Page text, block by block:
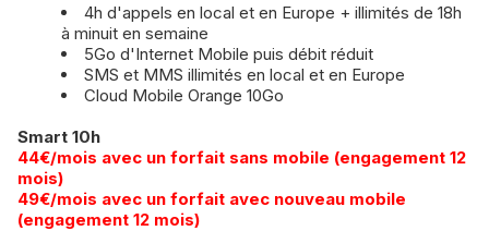
4h d'appels en local et en Europe + illimités de 18h
à minuit en semaine
5Go d'Internet Mobile puis débit réduit
SMS et MMS illimités en local et en Europe
Cloud Mobile Orange 10Go
Smart 10h
44€/mois avec un forfait sans mobile (engagement 12
mois)
​49€/mois avec un forfait avec nouveau mobile
(engagement 12 mois)